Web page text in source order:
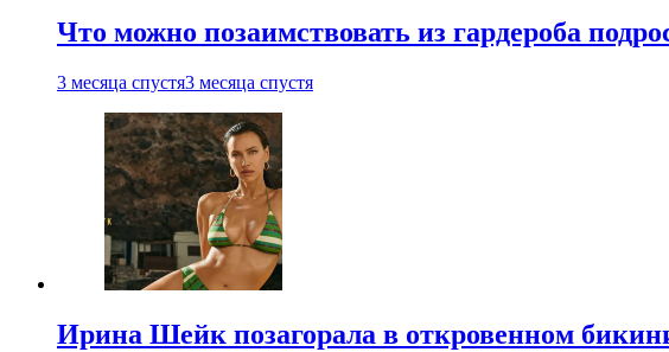
Что можно позаимствовать из гардероба
3 месяца спустя3 месяца спустя
Ирина Шейк позагорала в откровенном